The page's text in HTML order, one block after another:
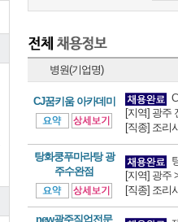
병원(기업명)
CJ꿈키움 아카데미
[지역] 광주
[직종] 조리
탕화쿵푸마라탕 광
주수완점
[지역] 광주
[직종] 조리
new광주직업전문